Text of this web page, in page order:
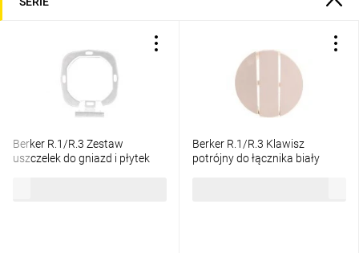
Berker R.1/R.3 Zestaw
uszczelek do gniazd i płytek
Berker R.1/R.3 Klawisz
potrójny do łącznika biały